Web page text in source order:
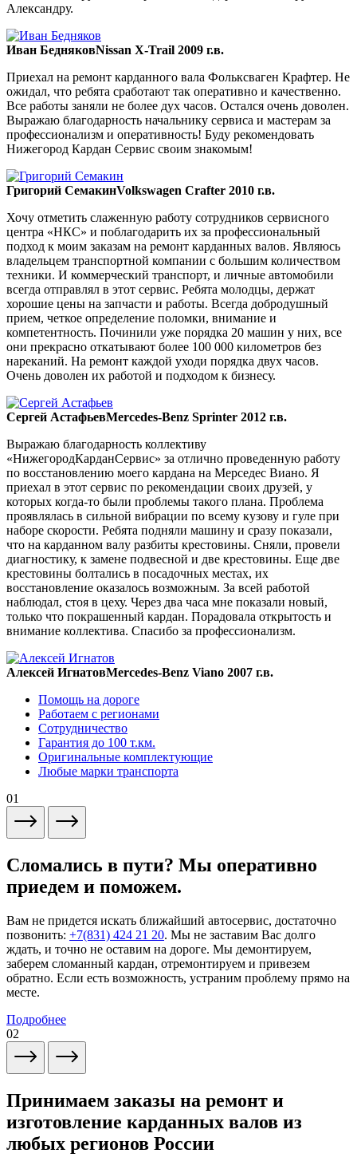
Александру.
Иван БедняковNissan X-Trail 2009 г.в.
Приехал на ремонт карданного вала Фольксваген Крафтер. Не
ожидал, что ребята сработают так оперативно и качественно.
Все работы заняли не более дух часов. Остался очень доволен.
Выражаю благодарность начальнику сервиса и мастерам за
профессионализм и оперативность! Буду рекомендовать
Нижегород Кардан Сервис своим знакомым!
Григорий СемакинVolkswagen Crafter 2010 г.в.
Хочу отметить слаженную работу сотрудников сервисного
центра «НКС» и поблагодарить их за профессиональный
подход к моим заказам на ремонт карданных валов. Являюсь
владельцем транспортной компании с большим количеством
техники. И коммерческий транспорт, и личные автомобили
всегда отправлял в этот сервис. Ребята молодцы, держат
хорошие цены на запчасти и работы. Всегда добродушный
прием, четкое определение поломки, внимание и
компетентность. Починили уже порядка 20 машин у них, все
они прекрасно откатывают более 100 000 километров без
нареканий. На ремонт каждой уходи порядка двух часов.
Очень доволен их работой и подходом к бизнесу.
Сергей АстафьевMercedes-Benz Sprinter 2012 г.в.
Выражаю благодарность коллективу
«НижегородКарданСервис» за отлично проведенную работу
по восстановлению моего кардана на Мерседес Виано. Я
приехал в этот сервис по рекомендации своих друзей, у
которых когда-то были проблемы такого плана. Проблема
проявлялась в сильной вибрации по всему кузову и гуле при
наборе скорости. Ребята подняли машину и сразу показали,
что на карданном валу разбиты крестовины. Сняли, провели
диагностику, к замене подвесной и две крестовины. Еще две
крестовины болтались в посадочных местах, их
восстановление оказалось возможным. За всей работой
наблюдал, стоя в цеху. Через два часа мне показали новый,
только что покрашенный кардан. Порадовала открытость и
внимание коллектива. Спасибо за профессионализм.
Алексей ИгнатовMercedes-Benz Viano 2007 г.в.
Помощь на дороге
Работаем с регионами
Сотрудничество
Гарантия до 100 т.км.
Оригинальные комплектующие
Любые марки транспорта
01
Сломались в пути? Мы оперативно
приедем и поможем.
Вам не придется искать ближайший автосервис, достаточно
позвонить: +7(831) 424 21 20. Мы не заставим Вас долго
ждать, и точно не оставим на дороге. Мы демонтируем,
заберем сломанный кардан, отремонтируем и привезем
обратно. Если есть возможность, устраним проблему прямо на
месте.
Подробнее
02
Принимаем заказы на ремонт и
изготовление карданных валов из
любых регионов России